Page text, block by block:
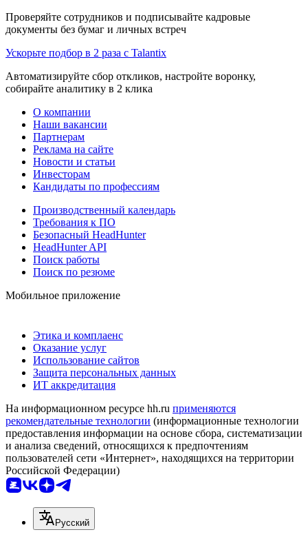
Проверяйте сотрудников и подписывайте кадровые
документы без бумаг и личных встреч
Ускорьте подбор в 2 раза с Talantix
Автоматизируйте сбор откликов, настройте воронку,
собирайте аналитику в 2 клика
О компании
Наши вакансии
Партнерам
Реклама на сайте
Новости и статьи
Инвесторам
Кандидаты по профессиям
Производственный календарь
Требования к ПО
Безопасный HeadHunter
HeadHunter API
Поиск работы
Поиск по резюме
Мобильное приложение
Этика и комплаенс
Оказание услуг
Использование сайтов
Защита персональных данных
ИТ аккредитация
На информационном ресурсе hh.ru применяются
рекомендательные технологии (информационные технологии
предоставления информации на основе сбора, систематизации
и анализа сведений, относящихся к предпочтениям
пользователей сети «Интернет», находящихся на территории
Российской Федерации)
Русский